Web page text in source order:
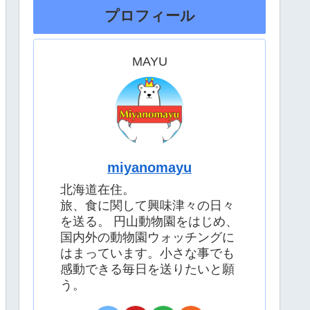
プロフィール
MAYU
miyanomayu
北海道在住。
旅、食に関して興味津々の日々
を送る。 円山動物園をはじめ、
国内外の動物園ウォッチングに
はまっています。小さな事でも
感動できる毎日を送りたいと願
う。